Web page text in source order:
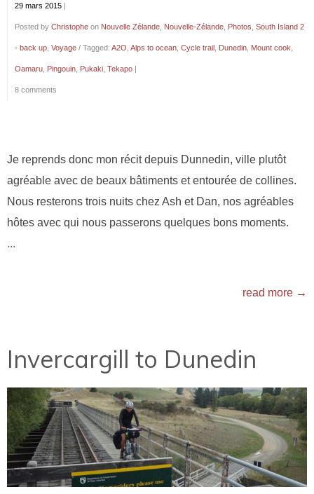
29 mars 2015 |
Posted by Christophe on Nouvelle Zélande Nouvelle-Zélande Photos South Island 2
- back up Voyage / Tagged: A2O Alps to ocean Cycle trail Dunedin Mount cook
Oamaru Pingouin Pukaki Tekapo |
8 comments
Je reprends donc mon récit depuis Dunnedin, ville plutôt
agréable avec de beaux bâtiments et entourée de collines.
Nous resterons trois nuits chez Ash et Dan, nos agréables
hôtes avec qui nous passerons quelques bons moments.
...
read more →
Invercargill to Dunedin